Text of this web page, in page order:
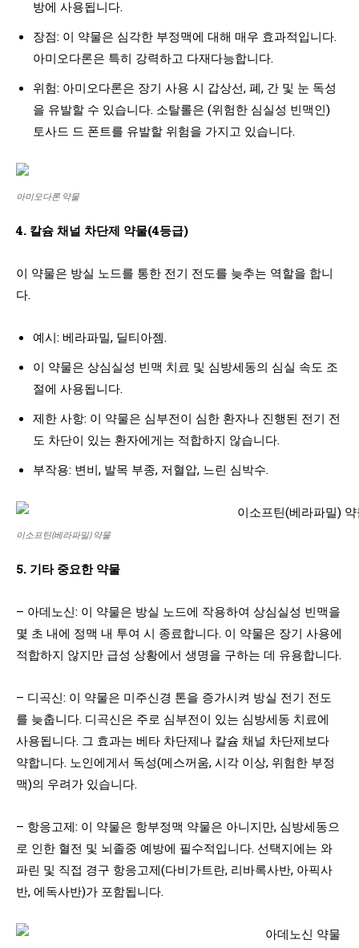
방에 사용됩니다.
장점: 이 약물은 심각한 부정맥에 대해 매우 효과적입니다.
아미오다론은 특히 강력하고 다재다능합니다.
위험: 아미오다론은 장기 사용 시 갑상선, 폐, 간 및 눈 독성
을 유발할 수 있습니다. 소탈롤은 (위험한 심실성 빈맥인)
토사드 드 폰트를 유발할 위험을 가지고 있습니다.
아미오다론 약물
4. 칼슘 채널 차단제 약물(4등급)
이 약물은 방실 노드를 통한 전기 전도를 늦추는 역할을 합니
다.
예시: 베라파밀, 딜티아젬.
이 약물은 상심실성 빈맥 치료 및 심방세동의 심실 속도 조
절에 사용됩니다.
제한 사항: 이 약물은 심부전이 심한 환자나 진행된 전기 전
도 차단이 있는 환자에게는 적합하지 않습니다.
부작용: 변비, 발목 부종, 저혈압, 느린 심박수.
이소프틴(베라파밀) 약물
5. 기타 중요한 약물
– 아데노신: 이 약물은 방실 노드에 작용하여 상심실성 빈맥을
몇 초 내에 정맥 내 투여 시 종료합니다. 이 약물은 장기 사용에
적합하지 않지만 급성 상황에서 생명을 구하는 데 유용합니다.
– 디곡신: 이 약물은 미주신경 톤을 증가시켜 방실 전기 전도
를 늦춥니다. 디곡신은 주로 심부전이 있는 심방세동 치료에
사용됩니다. 그 효과는 베타 차단제나 칼슘 채널 차단제보다
약합니다. 노인에게서 독성(메스꺼움, 시각 이상, 위험한 부정
맥)의 우려가 있습니다.
– 항응고제: 이 약물은 항부정맥 약물은 아니지만, 심방세동으
로 인한 혈전 및 뇌졸중 예방에 필수적입니다. 선택지에는 와
파린 및 직접 경구 항응고제(다비가트란, 리바록사반, 아픽사
반, 에독사반)가 포함됩니다.